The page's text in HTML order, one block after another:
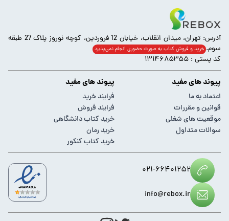
آدرس: تهران، میدان انقلاب، خیابان 12 فروردین، کوچه نوروز پلاک 27 طبقه
سوم. خرید و فروش کتاب به صورت حضوری انجام‌ نمی‌پذیرد
کد پستی : ۱۳۱۴۶۸۵۳۵۵
پیوند های مفید
اعتماد به ما
قوانین و مقررات
موقعیت های شغلی
سوالات متداول
پیوند های مفید
فرایند خرید
فرایند فروش
خرید کتاب دانشگاهی
خرید رمان
خرید کتاب کنکور
۰۲۱-۶۶۴۰۱۲۵۲
info@rebox.ir